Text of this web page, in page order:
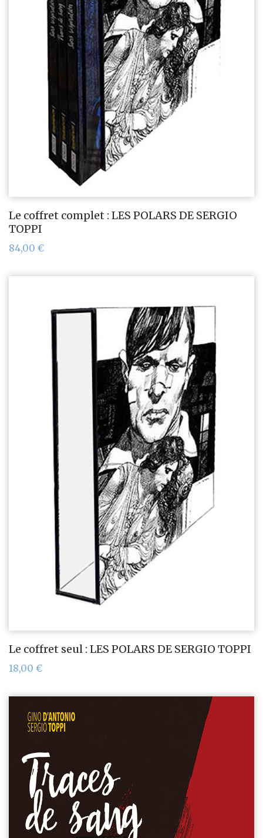
Le coffret complet : LES POLARS DE SERGIO
TOPPI
84,00 €
Le coffret seul : LES POLARS DE SERGIO TOPPI
18,00 €